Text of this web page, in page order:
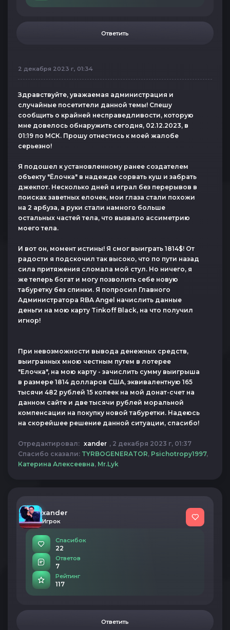
Ответить
2 декабря 2023 г, 01:34
Здравствуйте, уважаемая администрация и
случайные посетители данной темы! Спешу
сообщить о крайней несправедливости, которую
мне довелось обнаружить сегодня, 02.12.2023, в
01:19 по МСК. Прошу отнестись к моей жалобе
серьезно!
Я подошел к установленному ранее создателем
объекту "Ёлочка" в надежде сорвать куш и забрать
джекпот. Несколько дней я играл без перерывов в
поисках заветных елочек, мои глаза стали похожи
на 2 арбуза, а руки стали намного больше
остальных частей тела, что вызвало ассиметрию
моего тела.
И вот он, момент истины! Я смог выиграть 1814$! От
радости я подскочил так высоко, что по пути назад
сила притяжения сломала мой стул. Но ничего, я
же теперь богат и могу позволить себе новую
табуретку без спинки. Я попросил Главного
Администратора RBA Angel начислить данные
деньги на мою карту Tinkoff Black, на что получил
игнор!
При невозможности вывода денежных средств,
выигранных мною честным путем в лотерее
"Елочка", на мою карту - зачислить сумму выигрыша
в размере 1814 долларов США, эквивалентную 165
тысячи 482 рублей 15 копеек на мой донат-счет на
данном сайте и две тысячи рублей моральной
компенсации на покупку новой табуретки. Надеюсь
на скорейшее решение данной ситуации, спасибо!
Отредактировал: xander , 2 декабря 2023 г, 01:37
Спасибо сказали: TYRBOGENERATOR, Psichotropy1997,
Катерина Алексеевна, Mr.Lyk
xander
Игрок
Спасибок
22
Ответов
7
Рейтинг
117
Ответить